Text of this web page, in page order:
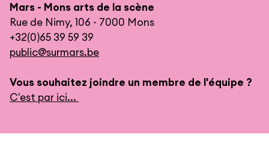
Mars - Mons arts de la scène
Rue de Nimy, 106 - 7000 Mons
+32(0)65 39 59 39
public@surmars.be
Vous souhaitez joindre un membre de l'équipe ?
C'est par ici...